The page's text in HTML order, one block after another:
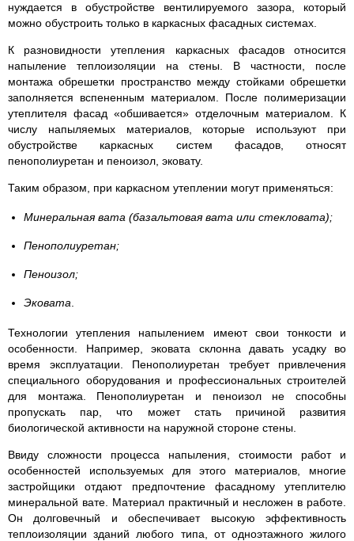
нуждается в обустройстве вентилируемого зазора, который
можно обустроить только в каркасных фасадных системах.
К разновидности утепления каркасных фасадов относится
напыление теплоизоляции на стены. В частности, после
монтажа обрешетки пространство между стойками обрешетки
заполняется вспененным материалом. После полимеризации
утеплителя фасад «обшивается» отделочным материалом. К
числу напыляемых материалов, которые используют при
обустройстве каркасных систем фасадов, относят
пенополиуретан и пеноизол, эковату.
Таким образом, при каркасном утеплении могут применяться:
Минеральная вата (базальтовая вата или стекловата);
Пенополиуретан;
Пеноизол;
Эковата
Технологии утепления напылением имеют свои тонкости и
особенности. Например, эковата склонна давать усадку во
время эксплуатации. Пенополиуретан требует привлечения
специального оборудования и профессиональных строителей
для монтажа. Пенополиуретан и пеноизол не способны
пропускать пар, что может стать причиной развития
биологической активности на наружной стороне стены.
Ввиду сложности процесса напыления, стоимости работ и
особенностей используемых для этого материалов, многие
застройщики отдают предпочтение фасадному утеплителю
минеральной вате. Материал практичный и несложен в работе.
Он долговечный и обеспечивает высокую эффективность
теплоизоляции зданий любого типа, от одноэтажного жилого